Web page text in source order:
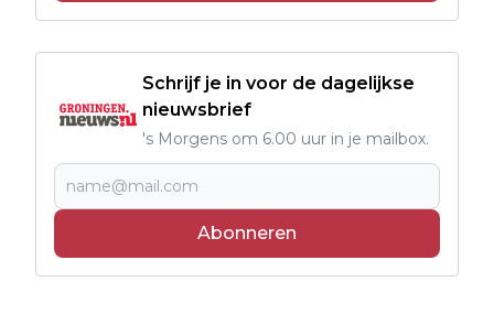
Schrijf je in voor de dagelijkse
nieuwsbrief
's Morgens om 6.00 uur in je mailbox.
Abonneren